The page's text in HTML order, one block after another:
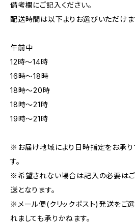
備考欄にご記入ください。
配送時間は以下よりお選びいただけま
午前中
12時〜14時
16時〜18時
18時〜20時
18時〜21時
19時〜21時
※お届け地域により日時指定をお承り
す。
※希望されない場合は記入の必要はご
送となります。
※メール便(クリックポスト)発送をご
れましても承りかねます。